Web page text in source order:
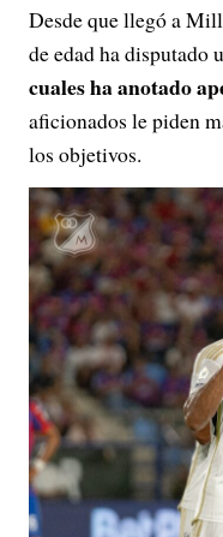
Desde que llegó a
de edad ha disputado
cuales ha anotado
aficionados le piden
los objetivos.